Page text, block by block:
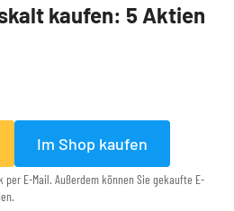
kaufen: 5 Aktien
Im Shop kaufen
E-Mail. Außerdem können Sie gekaufte E-